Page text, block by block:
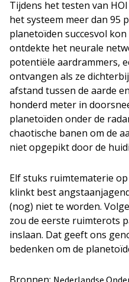
Tijdens het testen van
het systeem meer dan 95
planetoïden succesvol
ontdekte het neurale
potentiële aardrammers,
ontvangen als ze
afstand tussen de aarde
honderd meter in
planetoïden onder de
chaotische banen om de
niet opgepikt door de
Elf stuks ruimtematerie
klinkt best
(nog) niet te worden.
zou de eerste ruimterots
inslaan. Dat geeft ons
bedenken om de
Nederlandse